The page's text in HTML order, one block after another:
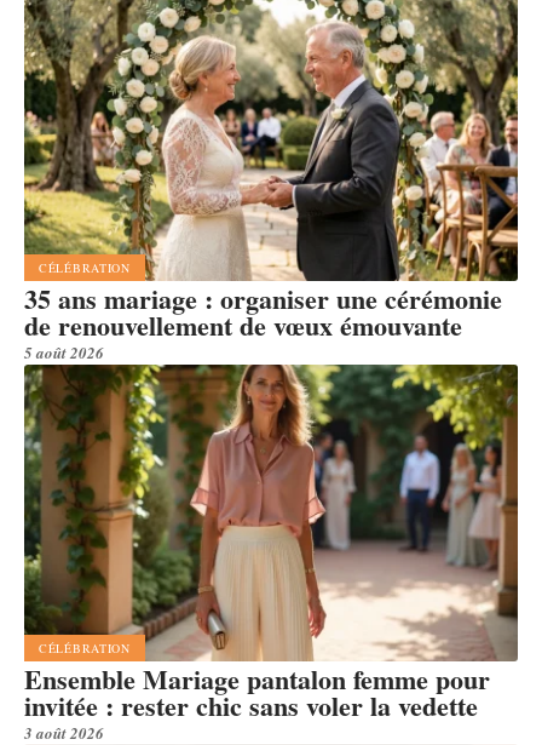
CÉLÉBRATION
35 ans mariage : organiser une cérémonie
de renouvellement de vœux émouvante
5 août 2026
CÉLÉBRATION
Ensemble Mariage pantalon femme pour
invitée : rester chic sans voler la vedette
3 août 2026